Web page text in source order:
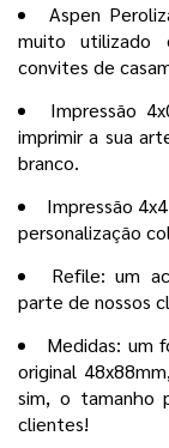
Aspen
muito utilizado
convites de
Impressão
imprimir a sua
branco.
Impressão
personalização
Refile: um
parte de nossos
Medidas: um
original
sim, o tamanho
clientes!